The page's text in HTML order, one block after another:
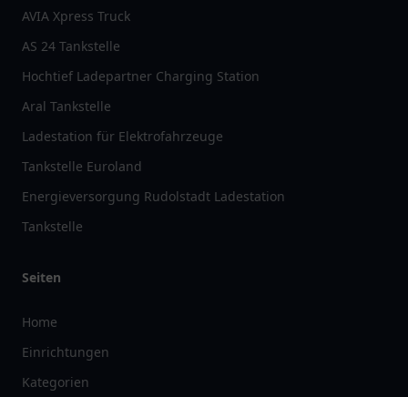
AVIA Xpress Truck
AS 24 Tankstelle
Hochtief Ladepartner Charging Station
Aral Tankstelle
Ladestation für Elektrofahrzeuge
Tankstelle Euroland
Energieversorgung Rudolstadt Ladestation
Tankstelle
Seiten
Home
Einrichtungen
Kategorien